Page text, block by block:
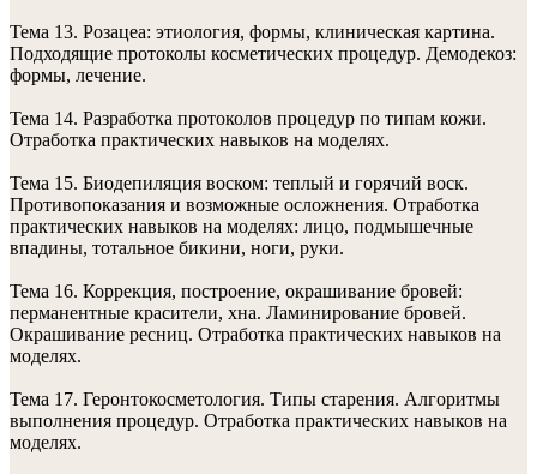
Тема 13. Розацеа: этиология, формы, клиническая картина.
Подходящие протоколы косметических процедур. Демодекоз:
формы, лечение.
Тема 14. Разработка протоколов процедур по типам кожи.
Отработка практических навыков на моделях.
Тема 15. Биодепиляция воском: теплый и горячий воск.
Противопоказания и возможные осложнения. Отработка
практических навыков на моделях: лицо, подмышечные
впадины, тотальное бикини, ноги, руки.
Тема 16. Коррекция, построение, окрашивание бровей:
перманентные красители, хна. Ламинирование бровей.
Окрашивание ресниц. Отработка практических навыков на
моделях.
Тема 17. Геронтокосметология. Типы старения. Алгоритмы
выполнения процедур. Отработка практических навыков на
моделях.